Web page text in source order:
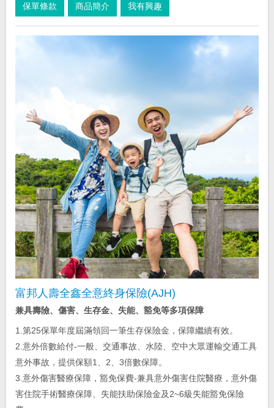
保單條款 商品簡介 我有興趣
富邦人壽全鑫全意終身保險(AJH)
兼具壽險、傷害、生存金、失能、豁免等多項保障
1.第25保單年度屆滿領回一筆生存保險金，保障繼續有效。
2.意外倍數給付-一般、交通事故、水陸、空中大眾運輸交通工具
意外事故，提供保額1、2、3倍數保障。
3.意外傷害醫療保障，豁免保費-兼具意外傷害住院醫療，意外傷
害住院手術醫療保障、失能扶助保險金及2~6級失能豁免保險